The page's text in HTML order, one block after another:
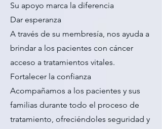
Su apoyo marca la diferencia
Dar esperanza
A través de su membresía, nos ayuda a
brindar a los pacientes con cáncer
acceso a tratamientos vitales.
Fortalecer la confianza
Acompañamos a los pacientes y sus
familias durante todo el proceso de
tratamiento, ofreciéndoles seguridad y